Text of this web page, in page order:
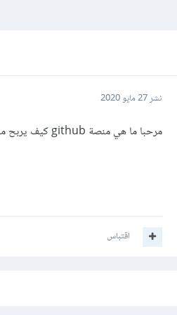
نشر27 مايو 2020
مرحبا ما هي منصة github كيف يربح منها المبرمجون
اقتباس